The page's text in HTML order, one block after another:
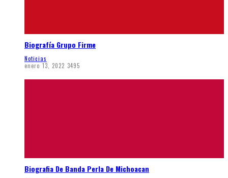
Biografía Grupo Firme
Noticias
enero 13, 2022 3495
Biografia De Banda Perla De Michoacan